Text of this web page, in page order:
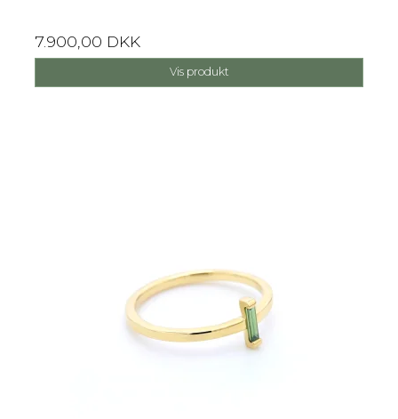
7.900,00 DKK
Vis produkt